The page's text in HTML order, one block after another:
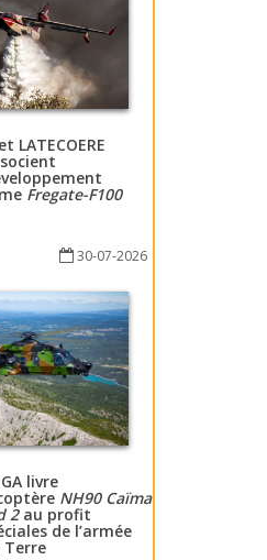
LATECOERE
Fregate-F100
30-07-2026
livre
NH90 Caïman
2au profit
de l’armée
Terre